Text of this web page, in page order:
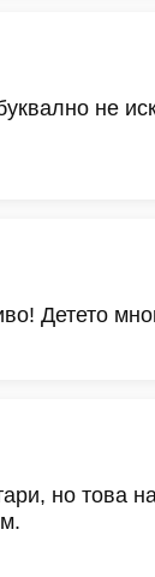
не
Детето
но това